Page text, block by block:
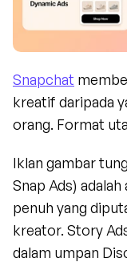
Snapchat
kreatif daripada
orang. Format
Iklan gambar
Snap Ads)
penuh yang
kreator. Story
dalam umpan